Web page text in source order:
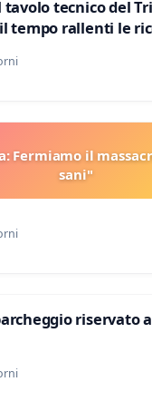
tecnico del
tempo rallenti le
Fermiamo il
sani"
riservato